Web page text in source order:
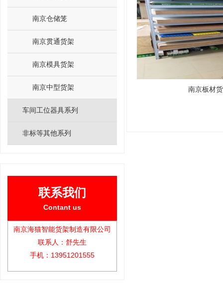
南京仓储笼
南京贯通货架
南京模具货架
南京中型货架
车间工位器具系列
非标等其他系列
联系我们
Contant us
南京海猫智能货架制造有限公司
联系人：舒先生
手机：13951201555
南京板材